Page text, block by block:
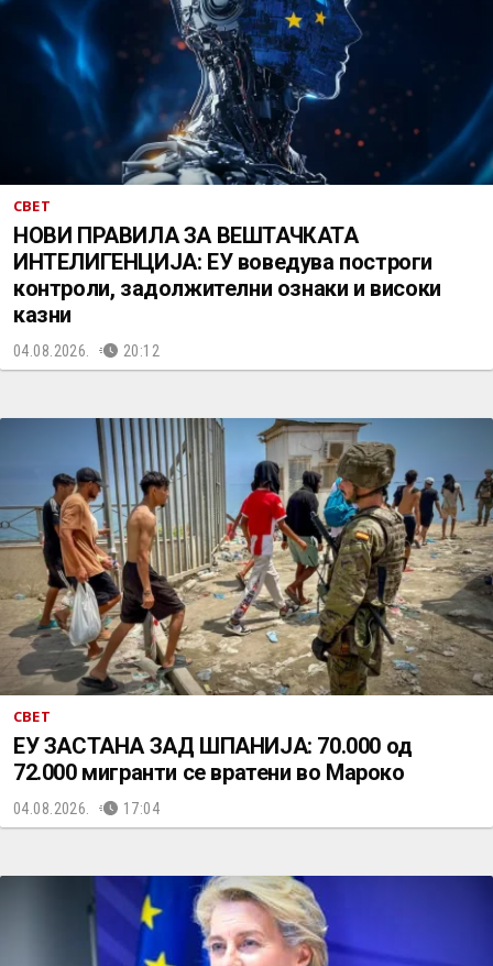
СВЕТ
НОВИ ПРАВИЛА ЗА ВЕШТАЧКАТА
ИНТЕЛИГЕНЦИЈА: ЕУ воведува построги
контроли, задолжителни ознаки и високи
казни
04.08.2026. 20:12
СВЕТ
ЕУ ЗАСТАНА ЗАД ШПАНИЈА: 70.000 од
72.000 мигранти се вратени во Мароко
04.08.2026. 17:04